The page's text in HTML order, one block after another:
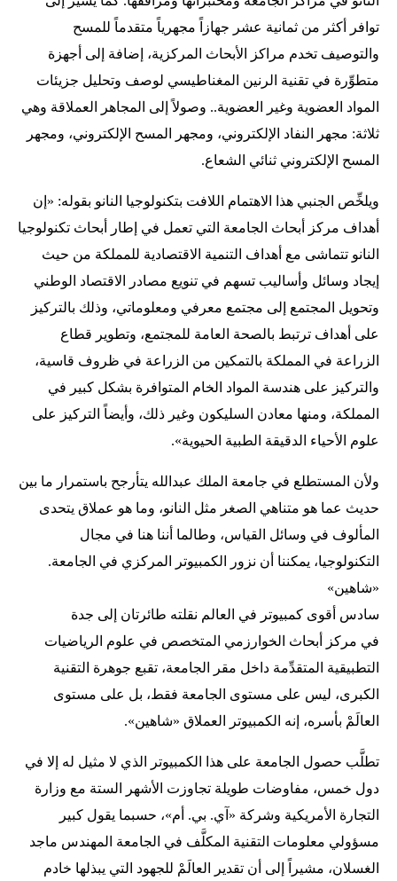
توافر أكثر من ثمانية عشر جهازاً مجهرياً متقدماً للمسح
والتوصيف تخدم مراكز الأبحاث المركزية، إضافة إلى أجهزة
متطوِّرة في تقنية الرنين المغناطيسي لوصف وتحليل جزيئات
المواد العضوية وغير العضوية.. وصولاً إلى المجاهر العملاقة وهي
ثلاثة: مجهر النفاد الإلكتروني، ومجهر المسح الإلكتروني، ومجهر
المسح الإلكتروني ثنائي الشعاع.
ويلخِّص الجنبي هذا الاهتمام اللافت بتكنولوجيا النانو بقوله: «إن
أهداف مركز أبحاث الجامعة التي تعمل في إطار أبحاث تكنولوجيا
النانو تتماشى مع أهداف التنمية الاقتصادية للمملكة من حيث
إيجاد وسائل وأساليب تسهم في تنويع مصادر الاقتصاد الوطني
وتحويل المجتمع إلى مجتمع معرفي ومعلوماتي، وذلك بالتركيز
على أهداف ترتبط بالصحة العامة للمجتمع، وتطوير قطاع
الزراعة في المملكة بالتمكين من الزراعة في ظروف قاسية،
والتركيز على هندسة المواد الخام المتوافرة بشكل كبير في
المملكة، ومنها معادن السليكون وغير ذلك، وأيضاً التركيز على
علوم الأحياء الدقيقة الطبية الحيوية».
ولأن المستطلع في جامعة الملك عبدالله يتأرجح باستمرار ما بين
حديث عما هو متناهي الصغر مثل النانو، وما هو عملاق يتحدى
المألوف في وسائل القياس، وطالما أننا هنا في مجال
التكنولوجيا، يمكننا أن نزور الكمبيوتر المركزي في الجامعة.
«شاهين»
سادس أقوى كمبيوتر في العالم نقلته طائرتان إلى جدة
في مركز أبحاث الخوارزمي المتخصص في علوم الرياضيات
التطبيقية المتقدِّمة داخل مقر الجامعة، تقبع جوهرة التقنية
الكبرى، ليس على مستوى الجامعة فقط، بل على مستوى
العالَمْ بأسره، إنه الكمبيوتر العملاق «شاهين».
تطلَّب حصول الجامعة على هذا الكمبيوتر الذي لا مثيل له إلا في
دول خمس، مفاوضات طويلة تجاوزت الأشهر الستة مع وزارة
التجارة الأمريكية وشركة «آي. بي. أم»، حسبما يقول كبير
مسؤولي معلومات التقنية المكلَّف في الجامعة المهندس ماجد
الغسلان، مشيراً إلى أن تقدير العالَمْ للجهود التي يبذلها خادم